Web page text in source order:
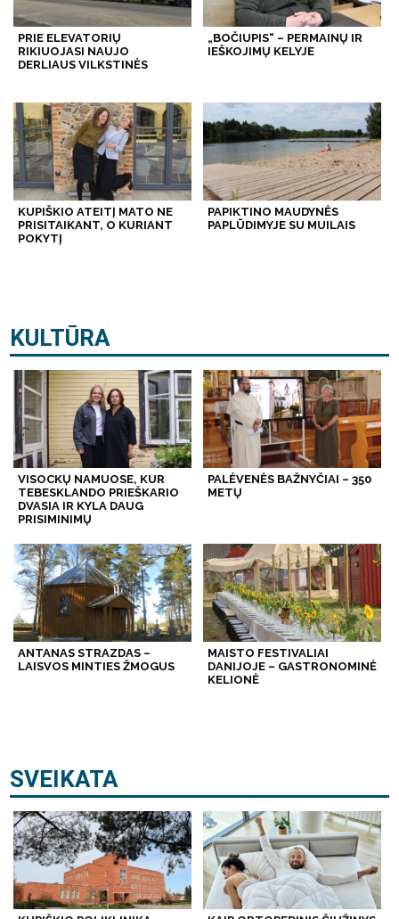
PRIE ELEVATORIŲ
RIKIUOJASI NAUJO
DERLIAUS VILKSTINĖS
„BOČIUPIS“ – PERMAINŲ IR
IEŠKOJIMŲ KELYJE
KUPIŠKIO ATEITĮ MATO NE
PRISITAIKANT, O KURIANT
POKYTĮ
PAPIKTINO MAUDYNĖS
PAPLŪDIMYJE SU MUILAIS
KULTŪRA
VISOCKŲ NAMUOSE, KUR
TEBESKLANDO PRIEŠKARIO
DVASIA IR KYLA DAUG
PRISIMINIMŲ
PALĖVENĖS BAŽNYČIAI – 350
METŲ
ANTANAS STRAZDAS –
LAISVOS MINTIES ŽMOGUS
MAISTO FESTIVALIAI
DANIJOJE – GASTRONOMINĖ
KELIONĖ
SVEIKATA